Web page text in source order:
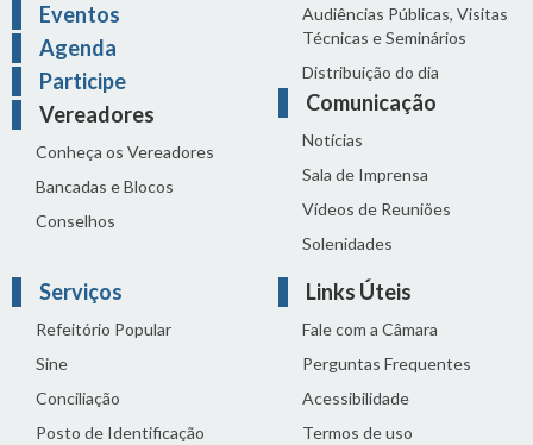
Eventos
Agenda
Participe
Vereadores
Conheça os Vereadores
Bancadas e Blocos
Conselhos
Audiências Públicas, Visitas
Técnicas e Seminários
Distribuição do dia
Comunicação
Notícias
Sala de Imprensa
Vídeos de Reuniões
Solenidades
Serviços
Refeitório Popular
Sine
Conciliação
Posto de Identificação
Links Úteis
Fale com a Câmara
Perguntas Frequentes
Acessibilidade
Termos de uso